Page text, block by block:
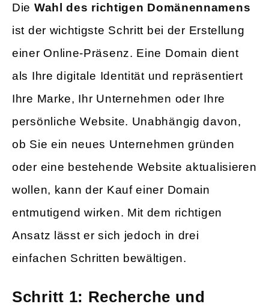
Die Wahl des richtigen Domänennamens
ist der wichtigste Schritt bei der Erstellung
einer Online-Präsenz. Eine Domain dient
als Ihre digitale Identität und repräsentiert
Ihre Marke, Ihr Unternehmen oder Ihre
persönliche Website. Unabhängig davon,
ob Sie ein neues Unternehmen gründen
oder eine bestehende Website aktualisieren
wollen, kann der Kauf einer Domain
entmutigend wirken. Mit dem richtigen
Ansatz lässt er sich jedoch in drei
einfachen Schritten bewältigen.
Schritt 1: Recherche und